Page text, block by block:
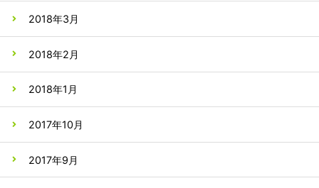
2018年3月
2018年2月
2018年1月
2017年10月
2017年9月